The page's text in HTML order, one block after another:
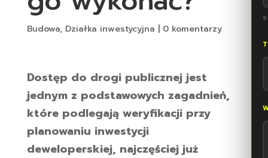
Budowa, Działka inwestycyjna 0 komentarzy
Dostęp do drogi publicznej jest
jednym z podstawowych zagadnień,
które podlegają weryfikacji przy
planowaniu inwestycji
deweloperskiej, najczęściej już